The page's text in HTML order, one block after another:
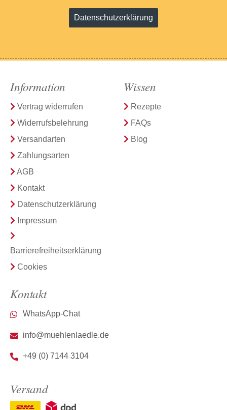
Datenschutzerklärung
Information
Vertrag widerrufen
Widerrufsbelehrung
Versandarten
Zahlungsarten
AGB
Kontakt
Datenschutzerklärung
Impressum
Barrierefreiheitserklärung
Cookies
Wissen
Rezepte
FAQs
Blog
Kontakt
WhatsApp-Chat
info@muehlenlaedle.de
+49 (0) 7144 3104
Versand